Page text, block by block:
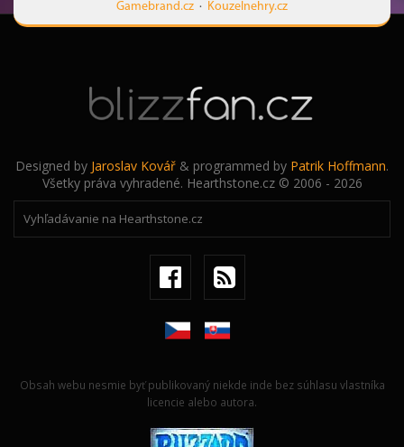
Gamebrand.cz · Kouzelnehry.cz
Designed by Jaroslav Kovář & programmed by Patrik Hoffmann.
Všetky práva vyhradené. Hearthstone.cz © 2006 - 2026
Obsah webu nesmie byť publikovaný niekde inde bez súhlasu vlastníka
licencie alebo autora.